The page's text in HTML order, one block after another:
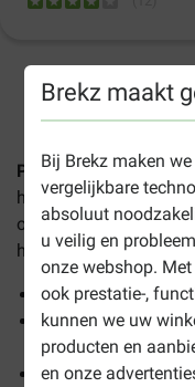
Brekz maakt
Bij Brekz maken
vergelijkbare
absoluut
u veilig en
onze webshop.
ook prestatie-,
kunnen we uw
producten en
en onze
1-3
Prins ProCare Low
honden vanaf 18
overgewicht hebben.
hondenvoer:
Ondersteunt
Bevat een laag
voedingsvezels
Helpt een optimale